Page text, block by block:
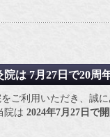
は 7月27日で20周
ご利用いただき、誠
院は 2024年7月27日で